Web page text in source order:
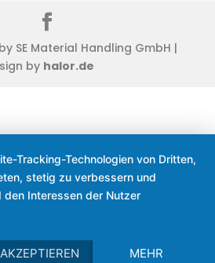
SE Material Handling GmbH |
by halor.de
Tracking-Technologien von Dritten,
stetig zu verbessern und
Interessen der Nutzer
AKZEPTIEREN MEHR